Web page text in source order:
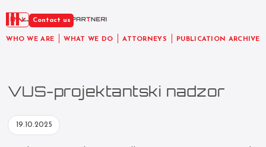
WHO WE ARE WHAT WE DO ATTORNEYS PUBLICATION ARCHIVE
EN Contact us
VUS-projektantski nadzor
19.10.2025